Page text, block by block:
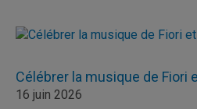
Célébrer la musique de Fiori
16 juin 2026